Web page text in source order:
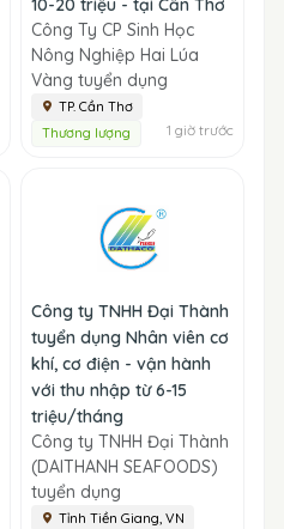
10-20 triệu - tại Cần Thơ
Công Ty CP Sinh Học
Nông Nghiệp Hai Lúa
Vàng tuyển dụng
TP. Cần Thơ
Thương lượng
1 giờ trước
Công ty TNHH Đại Thành
tuyển dụng Nhân viên cơ
khí, cơ điện - vận hành
với thu nhập từ 6-15
triệu/tháng
Công ty TNHH Đại Thành
(DAITHANH SEAFOODS)
tuyển dụng
Tỉnh Tiền Giang, VN